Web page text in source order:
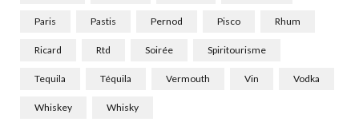
Paris Pastis Pernod Pisco Rhum
Ricard Rtd Soirée Spiritourisme
Tequila Téquila Vermouth Vin Vodka
Whiskey Whisky